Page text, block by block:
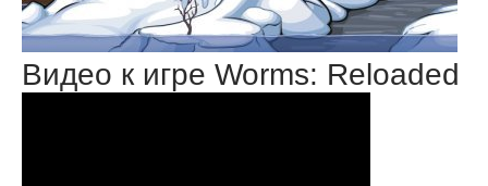
Видео к игре Worms: Reloaded